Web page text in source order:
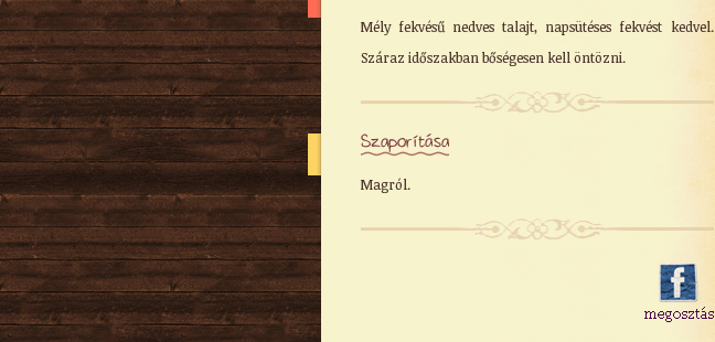
Mély fekvésű nedves talajt, napsütéses fekvést kedvel.
Száraz időszakban bőségesen kell öntözni.
Szaporítása
Magról.